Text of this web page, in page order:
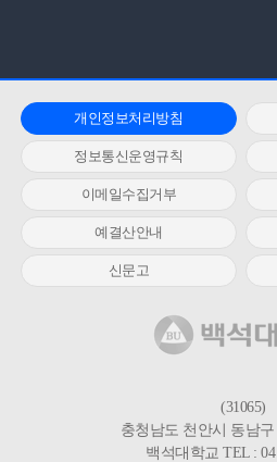
개인정보처리방침
정보통신운영규칙
이메일수집거부
예결산안내
신문고
(31065)
충청남도 천안시 동남
백석대학교 TEL :